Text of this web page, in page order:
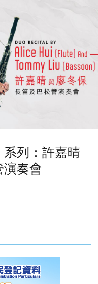
系列：許嘉晴
演奏會